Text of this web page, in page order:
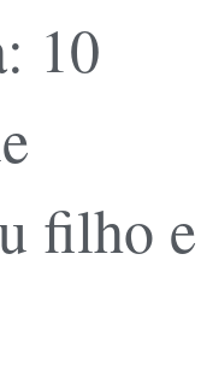
10
filho e